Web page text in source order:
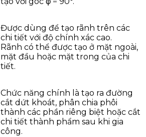
Được dùng để tạo rãnh trên các
chi tiết với độ chính xác cao.
Rãnh có thể được tạo ở mặt ngoài,
mặt đầu hoặc mặt trong của chi
tiết.
Chức năng chính là tạo ra đường
cắt dứt khoát, phân chia phôi
thành các phần riêng biệt hoặc cắt
chi tiết thành phẩm sau khi gia
công.